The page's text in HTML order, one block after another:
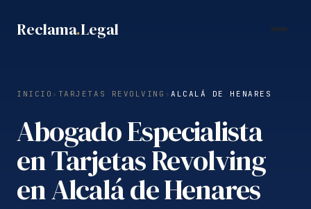
Reclama.Legal
INICIO › TARJETAS REVOLVING ›ALCALÁ DE HENARES
Abogado Especialista
en Tarjetas Revolving
en Alcalá de Henares